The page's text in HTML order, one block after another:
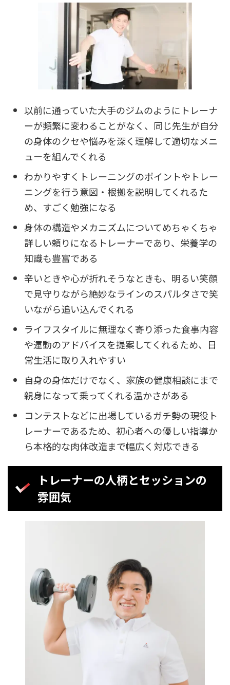
以前に通っていた大手のジムのようにトレーナ
ーが頻繁に変わることがなく、同じ先生が自分
の身体のクセや悩みを深く理解して適切なメニ
ューを組んでくれる
わかりやすくトレーニングのポイントやトレー
ニングを行う意図・根拠を説明してくれるた
め、すごく勉強になる
身体の構造やメカニズムについてめちゃくちゃ
詳しい頼りになるトレーナーであり、栄養学の
知識も豊富である
辛いときや心が折れそうなときも、明るい笑顔
で見守りながら絶妙なラインのスパルタさで笑
いながら追い込んでくれる
ライフスタイルに無理なく寄り添った食事内容
や運動のアドバイスを提案してくれるため、日
常生活に取り入れやすい
自身の身体だけでなく、家族の健康相談にまで
親身になって乗ってくれる温かさがある
コンテストなどに出場しているガチ勢の現役ト
レーナーであるため、初心者への優しい指導か
ら本格的な肉体改造まで幅広く対応できる
トレーナーの人柄とセッションの
雰囲気